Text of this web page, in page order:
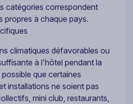
catégories correspondent
propres à chaque pays.
climatiques défavorables ou
à l'hôtel pendant la
que certaines
installations ne soient pas
mini club, restaurants,